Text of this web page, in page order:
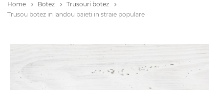
Home Botez
Trusouri botez
Trusou botez in landou baieti in straie populare